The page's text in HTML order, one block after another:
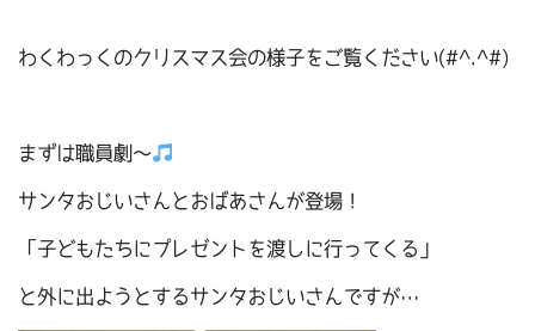
わくわっくのクリスマス会の様子をご覧ください(#^.^#)
まずは職員劇～
サンタおじいさんとおばあさんが登場！
「子どもたちにプレゼントを渡しに行ってくる」
と外に出ようとするサンタおじいさんですが…